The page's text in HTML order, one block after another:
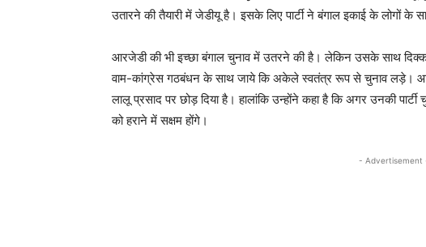
उतारने की तैयारी में जेडीयू है। इसके लिए पार्टी ने बंगाल इकाई के लोगों के
आरजेडी की भी इच्छा बंगाल चुनाव में उतरने की है। लेकिन उसके साथ
वाम-कांग्रेस गठबंधन के साथ जाये कि अकेले स्वतंत्र रूप से चुनाव लड़े।
लालू प्रसाद पर छोड़ दिया है। हालांकि उन्होंने कहा है कि अगर उनकी
को हराने में सक्षम होंगे।
- Advertisement